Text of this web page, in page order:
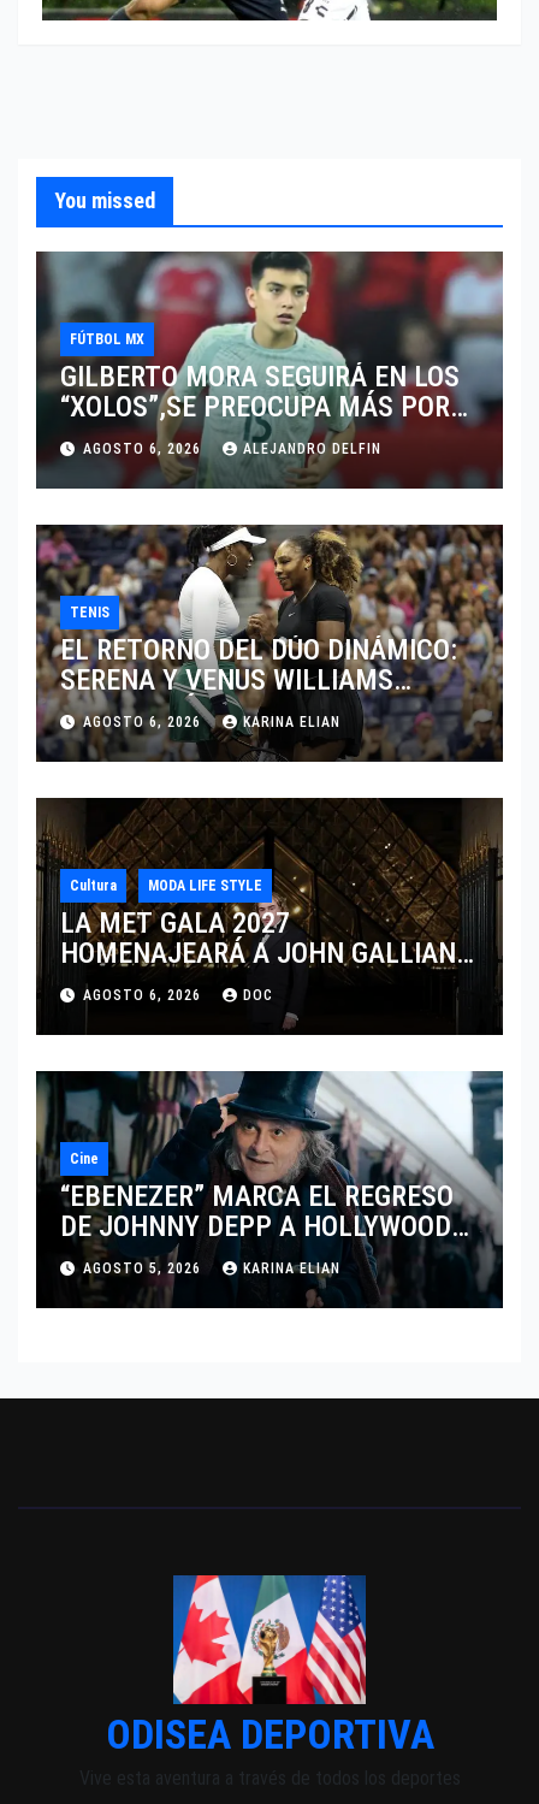
You missed
FÚTBOL MX
GILBERTO MORA SEGUIRÁ EN LOS
“XOLOS”,SE PREOCUPA MÁS POR
JUGAR EN SU EQUIPO.
AGOSTO 6, 2026 ALEJANDRO DELFIN
TENIS
EL RETORNO DEL DÚO DINÁMICO:
SERENA Y VENUS WILLIAMS
DISPUTARÁN LOS DOBLES EN
CINCINNATI 2026
AGOSTO 6, 2026 KARINA ELIAN
Cultura MODA LIFE STYLE
LA MET GALA 2027
HOMENAJEARÁ A JOHN GALLIANO
MARCANDO EL REGRESO DEL REY
DEL DRAMATISMO
AGOSTO 6, 2026 DOC
Cine
“EBENEZER” MARCA EL REGRESO
DE JOHNNY DEPP A HOLLYWOOD
TRAS SU PASO POR EL CINE
INDEPENDIENTE EUROPEO
AGOSTO 5, 2026 KARINA ELIAN
ODISEA DEPORTIVA
Vive esta aventura a través de todos los deportes